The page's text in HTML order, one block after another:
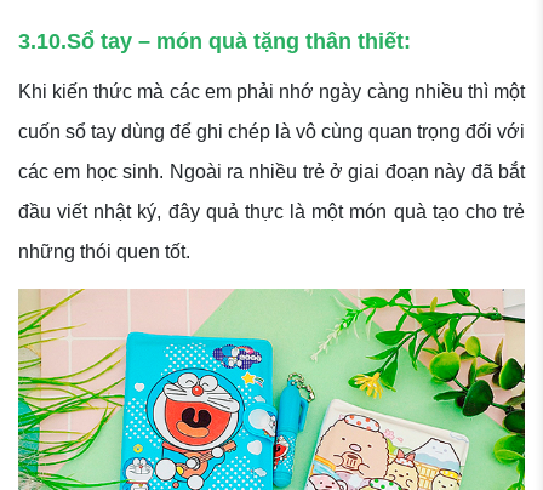
3.10.Sổ tay – món quà tặng thân thiết:
Khi kiến thức mà các em phải nhớ ngày càng nhiều thì một
cuốn sổ tay dùng để ghi chép là vô cùng quan trọng đối với
các em học sinh. Ngoài ra nhiều trẻ ở giai đoạn này đã bắt
đầu viết nhật ký, đây quả thực là một món quà tạo cho trẻ
những thói quen tốt.